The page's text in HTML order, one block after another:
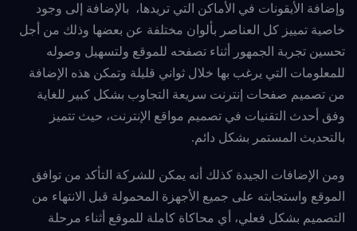
وإضافة الأيقونات في الأماكن التي تريدها، بالإضافة إلى وجود
خاصية تمييز كل العناصر بألوان مختلفة عن بعضها وذلك من أجل
تحسين تجربة الجمهور أثناء تصفحه للموقع ولتسهيل وصوله
للمعلومات التي يرغب بها خلال ثواني قليلة وتمكن هذه الإضافة
من تصميم صفحات إنترنت سريعة التجاوب بشكل كبير للغاية
وفق أحدث التقنيات في تصميم مواقع الإنترنت، حيث تتميز
بالتحديث المستمر بشكل دائم.
ومن الإضافات الجيدة كذلك أنه يمكن للشركة التأكد من توافق
الموقع واستجابته على جميع الأجهزة المحمولة قبل الانتهاء من
التصميم بشكل فعلي، أي محاكاة كاملة للموقع أثناء مرحلة